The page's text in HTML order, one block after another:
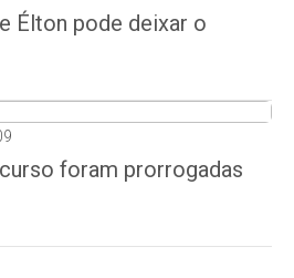
Élton pode deixar o
foram prorrogadas